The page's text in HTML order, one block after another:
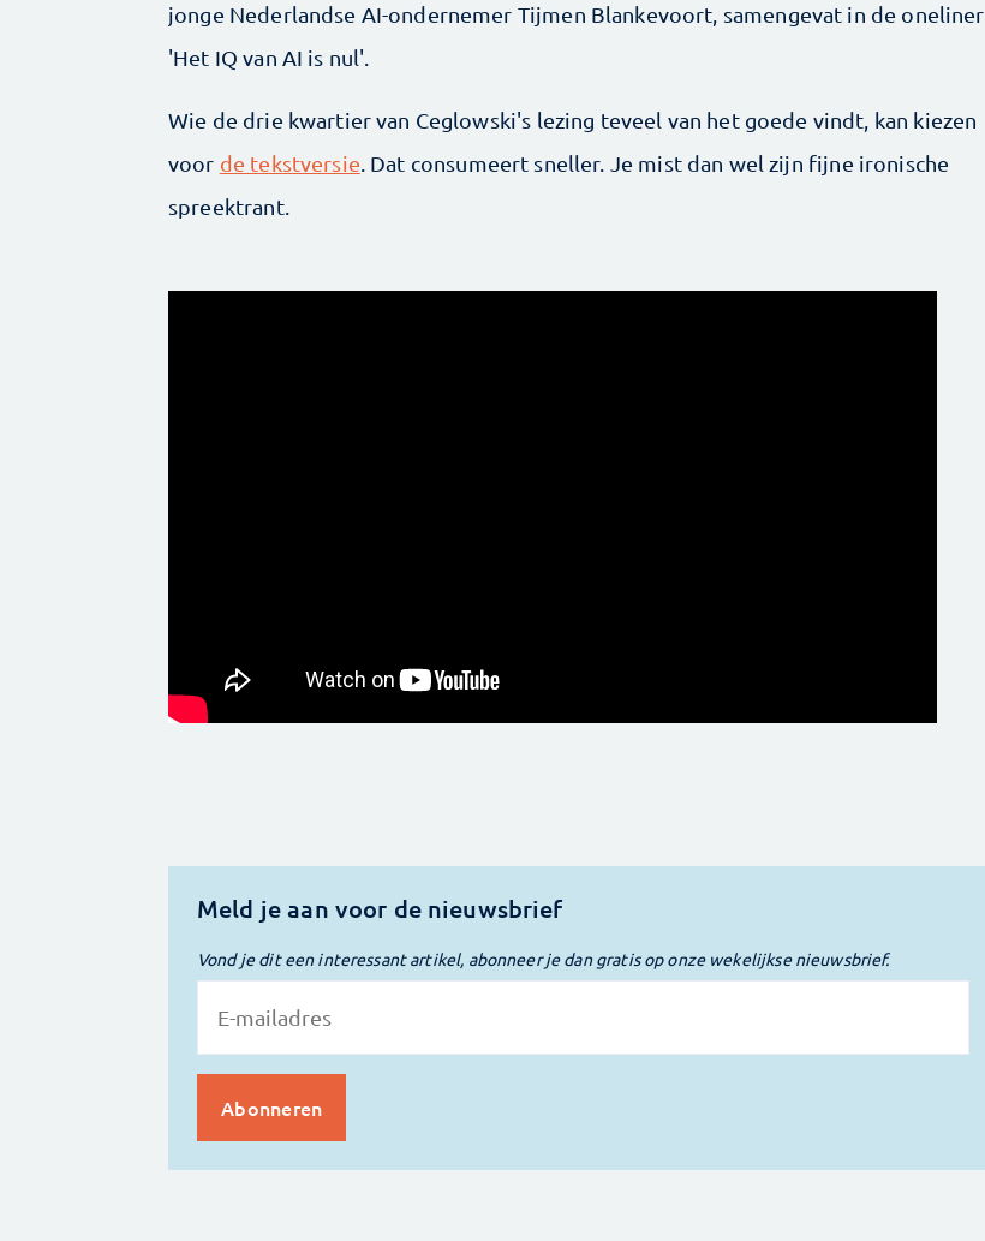
jonge Nederlandse AI-ondernemer Tijmen Blankevoort, samengevat in de oneliner
'Het IQ van AI is nul'.
Wie de drie kwartier van Ceglowski's lezing teveel van het goede vindt, kan kiezen
voor de tekstversie . Dat consumeert sneller. Je mist dan wel zijn fijne ironische
spreektrant.
Meld je aan voor de nieuwsbrief
Vond je dit een interessant artikel, abonneer je dan gratis op onze wekelijkse nieuwsbrief.